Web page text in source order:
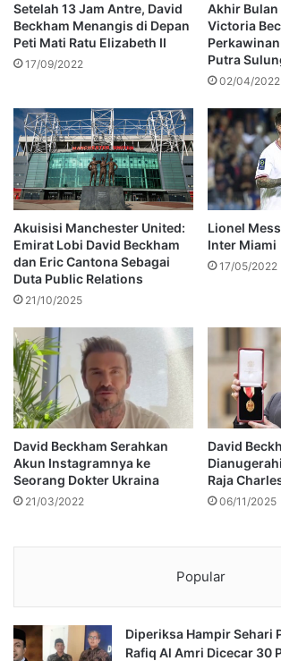
Setelah 13 Jam Antre, David
Beckham Menangis di Depan
Peti Mati Ratu Elizabeth II
17/09/2022
Akhir Bulan
Victoria
Putra
02/04/2022
Akuisisi Manchester United:
Emirat Lobi David Beckham
dan Eric Cantona Sebagai
Duta Public Relations
21/10/2025
Lionel
Inter Miami
17/05/2022
David Beckham Serahkan
Akun Instagramnya ke
Seorang Dokter Ukraina
21/03/2022
David
Dianugerahi
Raja
06/11/2025
Popular
Diperiksa Hampir Sehari
Rafiq Al Amri Dicecar 30